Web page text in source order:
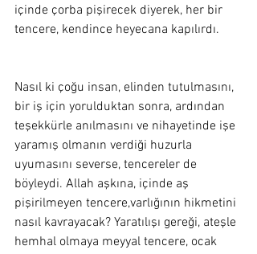
içinde çorba pişirecek diyerek, her bir
tencere, kendince heyecana kapılırdı.
Nasıl ki çoğu insan, elinden tutulmasını,
bir iş için yorulduktan sonra, ardından
teşekkürle anılmasını ve nihayetinde işe
yaramış olmanın verdiği huzurla
uyumasını severse, tencereler de
böyleydi. Allah aşkına, içinde aş
pişirilmeyen tencere,varlığının hikmetini
nasıl kavrayacak? Yaratılışı gereği, ateşle
hemhal olmaya meyyal tencere, ocak